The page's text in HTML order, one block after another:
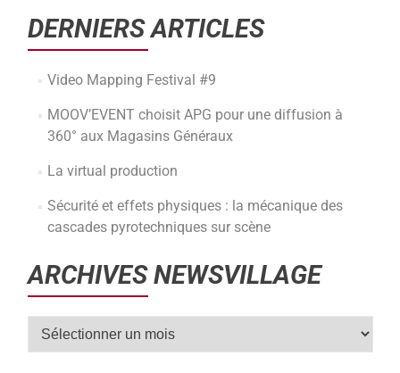
DERNIERS ARTICLES
Video Mapping Festival #9
MOOV’EVENT choisit APG pour une diffusion à
360° aux Magasins Généraux
La virtual production
Sécurité et effets physiques : la mécanique des
cascades pyrotechniques sur scène
ARCHIVES NEWSVILLAGE